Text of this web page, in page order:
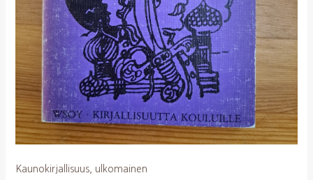
Kaunokirjallisuus, ulkomainen